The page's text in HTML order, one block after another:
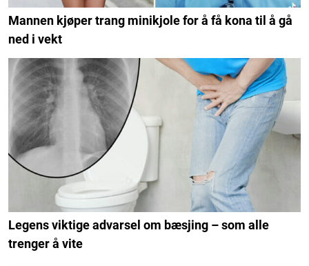
Mannen kjøper trang minikjole for å få kona til å gå
ned i vekt
Legens viktige advarsel om bæsjing – som alle
trenger å vite